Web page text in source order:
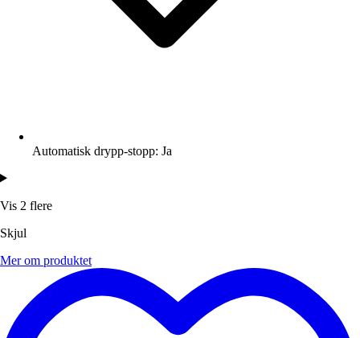
Automatisk drypp-stopp: Ja
Vis 2 flere
Skjul
Mer om produktet